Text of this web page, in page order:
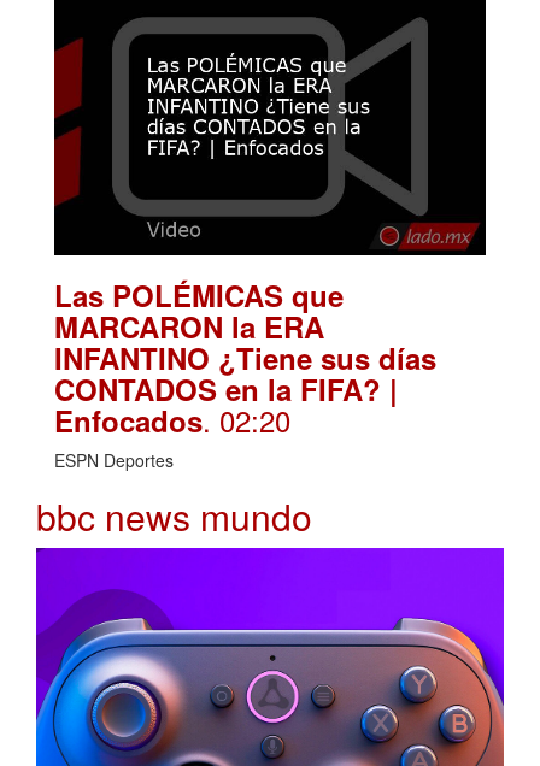
Las POLÉMICAS que
MARCARON la ERA
INFANTINO ¿Tiene sus días
CONTADOS en la FIFA? |
Enfocados. 02:20
ESPN Deportes
bbc news mundo